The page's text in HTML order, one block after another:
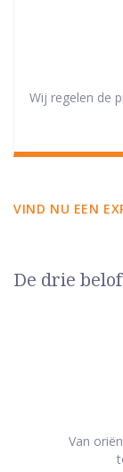
Wij regelen de
VIND NU EEN
De drie
Van